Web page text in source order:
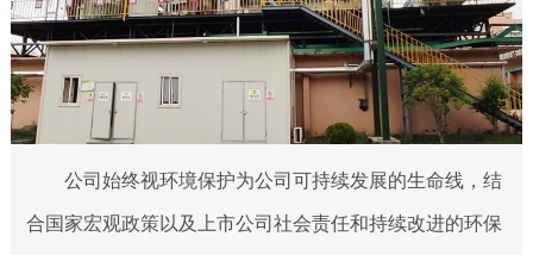
公司始终视环境保护为公司可持续发展的生命线，结
合国家宏观政策以及上市公司社会责任和持续改进的环保